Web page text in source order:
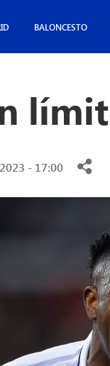
BALONCESTO
- 17:00